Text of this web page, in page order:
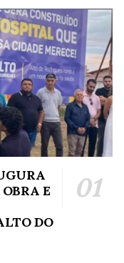
E
DO